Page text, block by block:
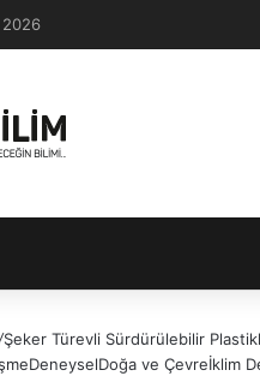
2026
Şeker Türevli Sürdürülebilir
DeneyselDoğa ve Çevreİklim